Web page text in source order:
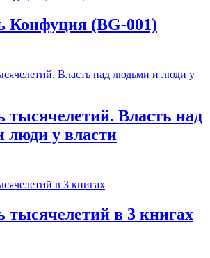
Конфуция (BG-001)
тысячелетий. Власть над
люди у власти
тысячелетий в 3 книгах